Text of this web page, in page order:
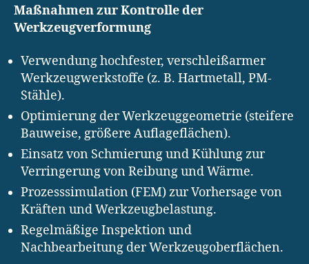
Maßnahmen zur Kontrolle der
Werkzeugverformung
Verwendung hochfester, verschleißarmer
Werkzeugwerkstoffe (z. B. Hartmetall, PM-
Stähle).
Optimierung der Werkzeuggeometrie (steifere
Bauweise, größere Auflageflächen).
Einsatz von Schmierung und Kühlung zur
Verringerung von Reibung und Wärme.
Prozesssimulation (FEM) zur Vorhersage von
Kräften und Werkzeugbelastung.
Regelmäßige Inspektion und
Nachbearbeitung der Werkzeugoberflächen.